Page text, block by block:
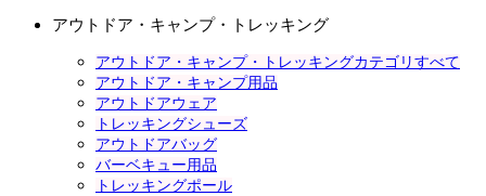
アウトドア・キャンプ・トレッキング
アウトドア・キャンプ・トレッキングカテゴリすべて
アウトドア・キャンプ用品
アウトドアウェア
トレッキングシューズ
アウトドアバッグ
バーベキュー用品
トレッキングポール